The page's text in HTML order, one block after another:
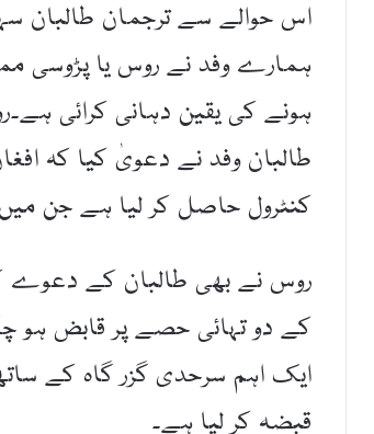
اس حوالے سے ترجمان طالبان
ہمارے وفد نے روس یا پڑوسی
ہونے کی یقین دہانی کرائی
کنٹرول حاصل کر لیا ہے جن میں
روس نے بھی طالبان کے دعوے
کے دو تہائی حصے پر قابض ہو
ایک اہم سرحدی گزر گاہ کے
قبضہ کر لیا ہے۔